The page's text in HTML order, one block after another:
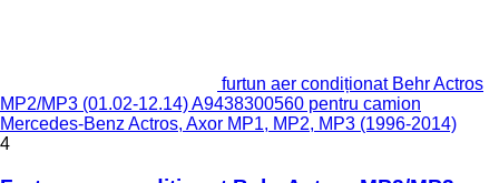
furtun aer condiționat Behr Actros
MP2/MP3 (01.02-12.14) A9438300560 pentru camion
Mercedes-Benz Actros, Axor MP1, MP2, MP3 (1996-2014)
4